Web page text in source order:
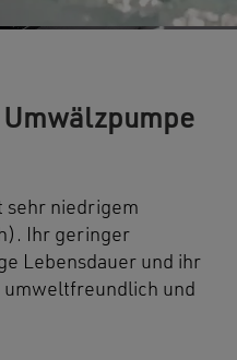
sehr niedrigem
Ihr geringer
Lebensdauer und ihr
umweltfreundlich und